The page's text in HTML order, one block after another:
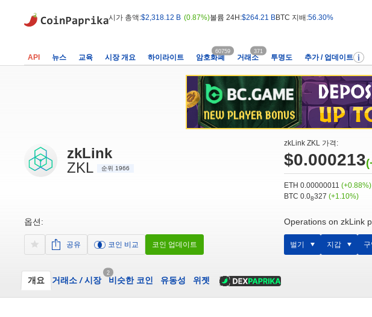
시가 총액:$2,318.12 B (0.87%)볼륨 24H:$264.21 BBTC 지배:56.30%
API 뉴스 교육 시장 개요 하이라이트 암호화폐
60759
거래소
371
투명도 추가 / 업데이트
zkLink
ZKL
순위 1966
옵션:
공유 코인 비교 코인 업데이트
zkLink ZKL 가격:
$0.000213
ETH 0.00000011(+0.88%)
BTC 0.08327(+1.10%)
Operations on zkLink
벌기 지갑 구
개요 거래소 /시장
2
비슷한 코인 유동성 위젯